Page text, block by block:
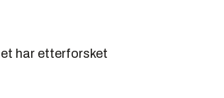
har etterforsket